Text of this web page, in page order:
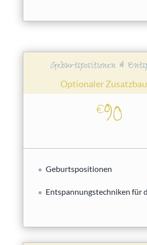
Geburtspositionen &
Optionaler
€90
Geburtspositionen
Entspannungstechniken für